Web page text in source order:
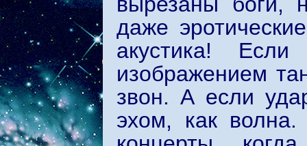
даже
акустика!
изображением
звон. А если
эхом, как